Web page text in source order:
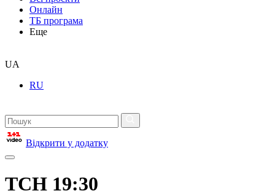
Онлайн
ТБ програма
Еще
UA
RU
Відкрити у додатку
ТСН 19:30